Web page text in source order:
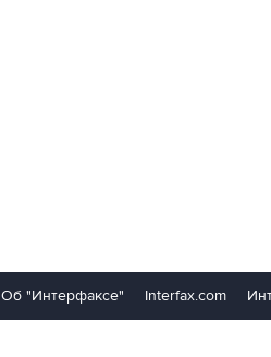
Об "Интерфаксе" Interfax.com